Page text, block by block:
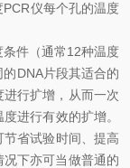
仪每个孔的温度
件（通常12种温度
DNA片段其适合的
行扩增，从而一次
进行有效的扩增。
省试验时间、提高
下亦可当做普通的